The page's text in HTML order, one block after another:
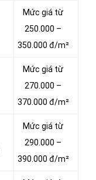
Mức giá từ
250.000 –
350.000 đ/m²
Mức giá từ
270.000 –
370.000 đ/m²
Mức giá từ
290.000 –
390.000 đ/m²